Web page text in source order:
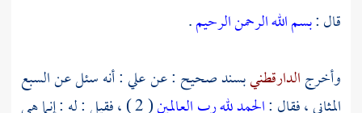
قال :بسم الله الرحمن الرحيم.
وأخرجالدارقطنيبسند صحيح : عنعلي: أنه سئل عن السبع